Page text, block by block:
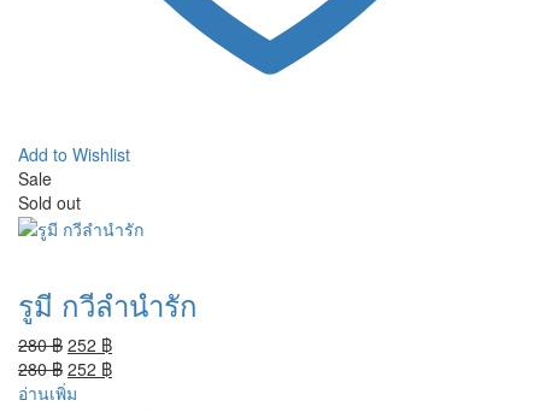
Add to Wishlist
Sale
Sold out
รูมี กวีลำนำรัก
280฿ Original
price
was:
252 ฿Current
price
280฿ Original
price
252 ฿Current
อ่านเพิ่ม